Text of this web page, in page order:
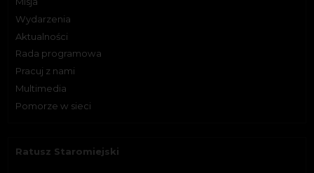
Wydarzenia
Aktualności
Rada programowa
Pracuj z nami
Multimedia
Pomorze w sieci
Ratusz Staromiejski